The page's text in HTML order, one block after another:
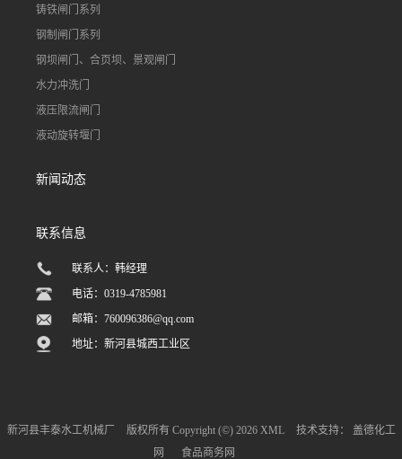
铸铁闸门系列
钢制闸门系列
钢坝闸门、合页坝、景观闸门
水力冲洗门
液压限流闸门
液动旋转堰门
新闻动态
联系信息
联系人：韩经理
电话：0319-4785981
邮箱：760096386@qq.com
地址：新河县城西工业区
新河县丰泰水工机械厂 版权所有 Copyright (©) 2026 XML 技术支持：
盖德化工
网
食品商务网